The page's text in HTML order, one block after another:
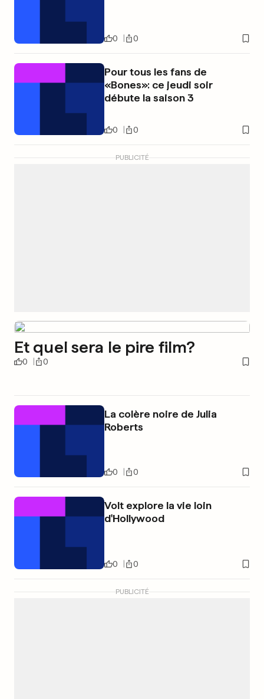
0 0
Pour tous les fans de
«Bones»: ce jeudi soir
débute la saison 3
0 0
PUBLICITÉ
Et quel sera le pire film?
0 0
La colère noire de Julia
Roberts
0 0
Volt explore la vie loin
d'Hollywood
0 0
PUBLICITÉ